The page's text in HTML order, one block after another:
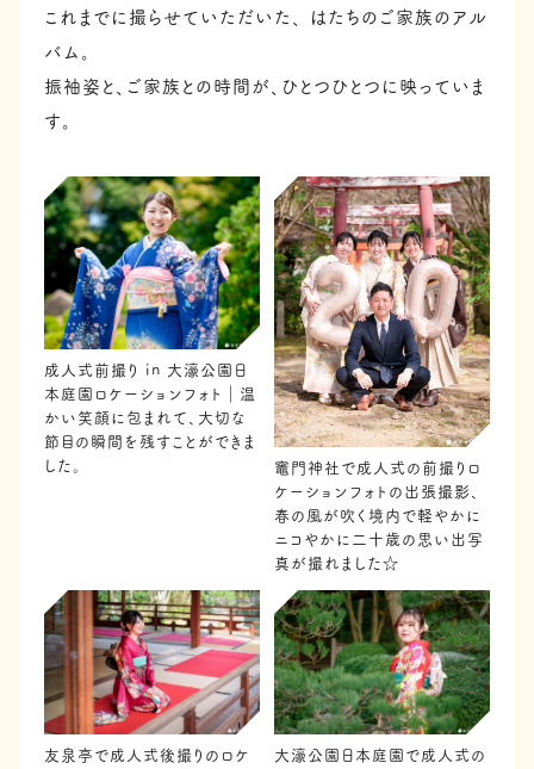
これまでに撮らせていただいた、
はたちのご家族のアル
バム。
振袖姿と、ご家族との時間が、ひとつひとつに映っていま
す。
成人式前撮り in 大濠公園日
本庭園ロケーションフォト｜温
かい笑顔に包まれて、大切な
節目の瞬間を残すことができま
した。
竈門神社で成人式の前撮りロ
ケーションフォトの出張撮影、
春の風が吹く境内で軽やかに
ニコやかに二十歳の思い出写
真が撮れました☆
友泉亭で成人式後撮りのロケ
大濠公園日本庭園で成人式の